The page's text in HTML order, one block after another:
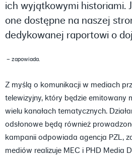
ich wyjątkowymi historiami.
one dostępne na naszej
dedykowanej raportowi o
– zapowiada.
Z myślą o komunikacji w mediach
telewizyjny, który będzie emitowany
wielu kanałach tematycznych.
odsłonowe będą również
kampanii odpowiada agencja PZL,
mediów realizuje MEC i PHD Media